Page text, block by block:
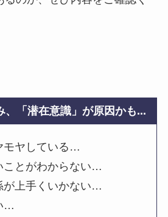
、「潜在意識」が原因かも...
モヤしている…
ことがわからない…
が上手くいかない…
…